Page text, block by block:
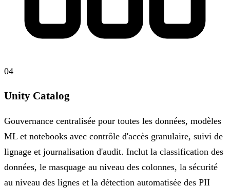
04
Unity Catalog
Gouvernance centralisée pour toutes les données, modèles
ML et notebooks avec contrôle d'accès granulaire, suivi de
lignage et journalisation d'audit. Inclut la classification des
données, le masquage au niveau des colonnes, la sécurité
au niveau des lignes et la détection automatisée des PII